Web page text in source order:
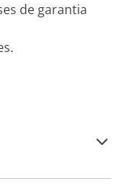
de garantia